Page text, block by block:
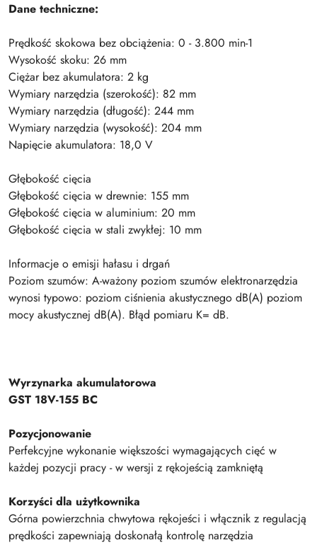
Dane techniczne:
Prędkość skokowa bez obciążenia: 0 - 3.800 min-1
Wysokość skoku: 26 mm
Ciężar bez akumulatora: 2 kg
Wymiary narzędzia (szerokość): 82 mm
Wymiary narzędzia (długość): 244 mm
Wymiary narzędzia (wysokość): 204 mm
Napięcie akumulatora: 18,0 V
Głębokość cięcia
Głębokość cięcia w drewnie: 155 mm
Głębokość cięcia w aluminium: 20 mm
Głębokość cięcia w stali zwykłej: 10 mm
Informacje o emisji hałasu i drgań
Poziom szumów: A-ważony poziom szumów elektronarzędzia
wynosi typowo: poziom ciśnienia akustycznego dB(A) poziom
mocy akustycznej dB(A). Błąd pomiaru K= dB.
Wyrzynarka akumulatorowa
GST 18V-155 BC
Pozycjonowanie
Perfekcyjne wykonanie większości wymagających cięć w
każdej pozycji pracy - w wersji z rękojeścią zamkniętą
Korzyści dla użytkownika
Górna powierzchnia chwytowa rękojeści i włącznik z regulacją
prędkości zapewniają doskonałą kontrolę narzędzia